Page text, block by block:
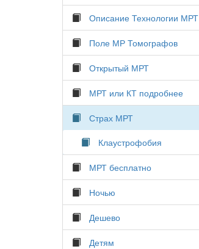
Описание Технологии МРТ
Поле МР Томографов
Открытый МРТ
МРТ или КТ подробнее
Страх МРТ
Клаустрофобия
МРТ бесплатно
Ночью
Дешево
Детям